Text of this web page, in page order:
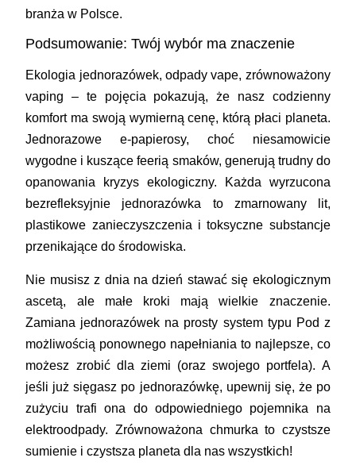
branża w Polsce.
Podsumowanie: Twój wybór ma znaczenie
Ekologia jednorazówek, odpady vape, zrównoważony
vaping – te pojęcia pokazują, że nasz codzienny
komfort ma swoją wymierną cenę, którą płaci planeta.
Jednorazowe e-papierosy, choć niesamowicie
wygodne i kuszące feerią smaków, generują trudny do
opanowania kryzys ekologiczny. Każda wyrzucona
bezrefleksyjnie jednorazówka to zmarnowany lit,
plastikowe zanieczyszczenia i toksyczne substancje
przenikające do środowiska.
Nie musisz z dnia na dzień stawać się ekologicznym
ascetą, ale małe kroki mają wielkie znaczenie.
Zamiana jednorazówek na prosty system typu Pod z
możliwością ponownego napełniania to najlepsze, co
możesz zrobić dla ziemi (oraz swojego portfela). A
jeśli już sięgasz po jednorazówkę, upewnij się, że po
zużyciu trafi ona do odpowiedniego pojemnika na
elektroodpady. Zrównoważona chmurka to czystsze
sumienie i czystsza planeta dla nas wszystkich!